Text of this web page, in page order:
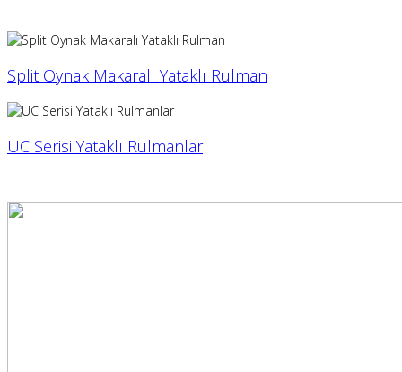
Split Oynak Makaralı Yataklı Rulman
UC Serisi Yataklı Rulmanlar